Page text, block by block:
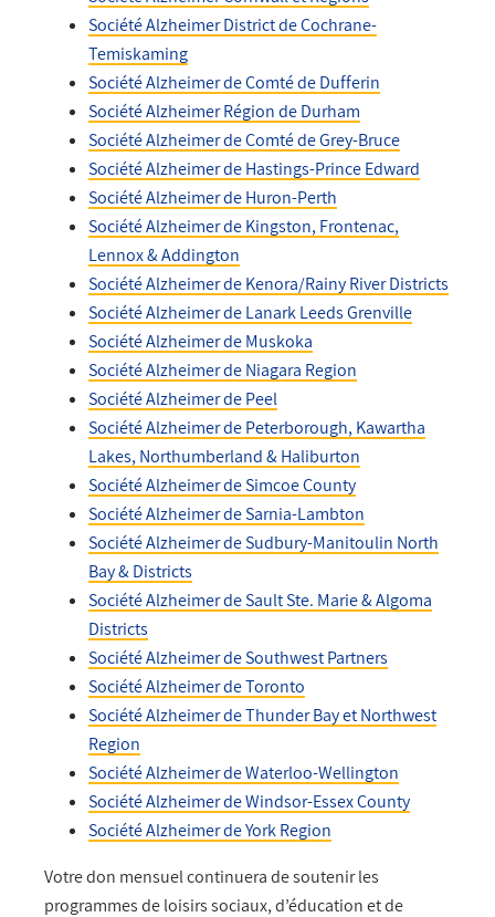
Société Alzheimer District de Cochrane-
Temiskaming
Société Alzheimer de Comté de Dufferin
Société Alzheimer Région de Durham
Société Alzheimer de Comté de Grey-Bruce
Société Alzheimer de Hastings-Prince Edward
Société Alzheimer de Huron-Perth
Société Alzheimer de Kingston, Frontenac,
Lennox & Addington
Société Alzheimer de Kenora/Rainy River Districts
Société Alzheimer de Lanark Leeds Grenville
Société Alzheimer de Muskoka
Société Alzheimer de Niagara Region
Société Alzheimer de Peel
Société Alzheimer de Peterborough, Kawartha
Lakes, Northumberland & Haliburton
Société Alzheimer de Simcoe County
Société Alzheimer de Sarnia-Lambton
Société Alzheimer de Sudbury-Manitoulin North
Bay & Districts
Société Alzheimer de Sault Ste. Marie & Algoma
Districts
Société Alzheimer de Southwest Partners
Société Alzheimer de Toronto
Société Alzheimer de Thunder Bay et Northwest
Region
Société Alzheimer de Waterloo-Wellington
Société Alzheimer de Windsor-Essex County
Société Alzheimer de York Region
Votre don mensuel continuera de soutenir les
programmes de loisirs sociaux, d’éducation et de